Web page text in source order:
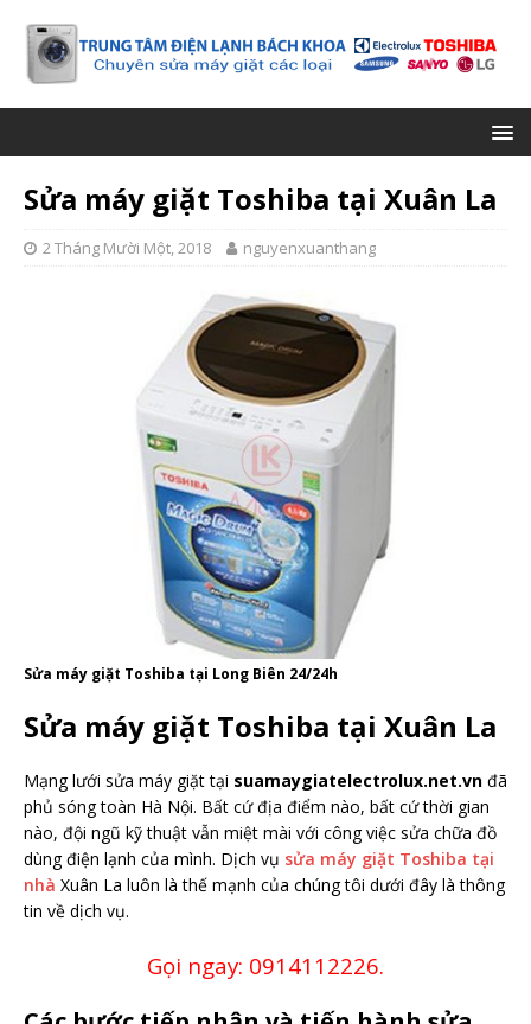
Sửa máy giặt Toshiba tại Xuân La
2 Tháng Mười Một, 2018 nguyenxuanthang
Sửa máy giặt Toshiba tại Long Biên 24/24h
Sửa máy giặt Toshiba tại Xuân La
Mạng lưới sửa máy giặt tại suamaygiatelectrolux.net.vn đã
phủ sóng toàn Hà Nội. Bất cứ địa điểm nào, bất cứ thời gian
nào, đội ngũ kỹ thuật vẫn miệt mài với công việc sửa chữa đồ
dùng điện lạnh của mình. Dịch vụ sửa máy giặt Toshiba tại
nhà Xuân La luôn là thế mạnh của chúng tôi dưới đây là thông
tin về dịch vụ.
Gọi ngay: 0914112226.